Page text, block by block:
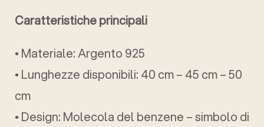
Caratteristiche principali
• Materiale: Argento 925
• Lunghezze disponibili: 40 cm – 45 cm – 50
cm
• Design: Molecola del benzene – simbolo di